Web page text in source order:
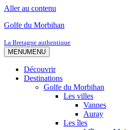
Aller au contenu
Golfe du Morbihan
La Bretagne authentique
MENUMENU
Découvrir
Destinations
Golfe du Morbihan
Les villes
Vannes
Auray
Les îles